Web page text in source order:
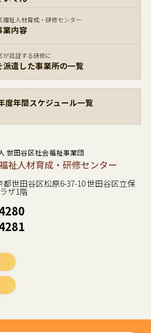
福祉人材育成・研修センター
業内容
が認証する研修に
派遣した事業所の一覧
度年間スケジュール一覧
世田谷区社会福祉事業団
祉人材育成・研修センター
都世田谷区松原6-37-10 世田谷区立保
ザ1階